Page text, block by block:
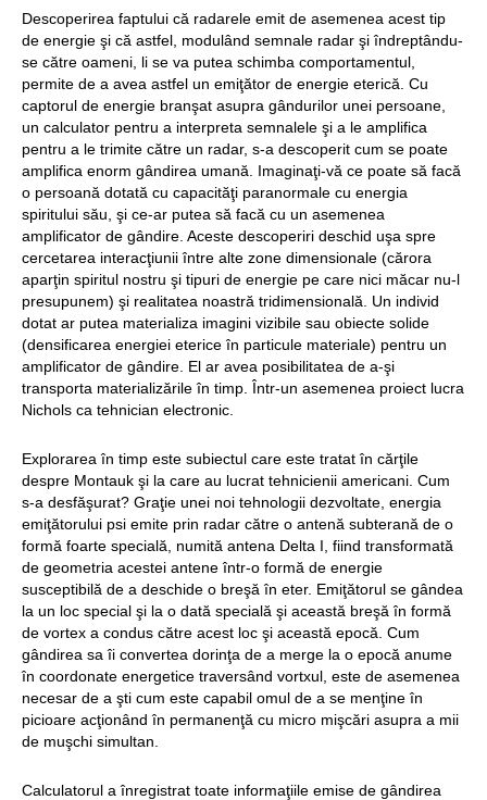
Descoperirea faptului că radarele emit de asemenea acest tip
de energie şi că astfel, modulând semnale radar şi îndreptându-
se către oameni, li se va putea schimba comportamentul,
permite de a avea astfel un emiţător de energie eterică. Cu
captorul de energie branşat asupra gândurilor unei persoane,
un calculator pentru a interpreta semnalele şi a le amplifica
pentru a le trimite către un radar, s-a descoperit cum se poate
amplifica enorm gândirea umană. Imaginaţi-vă ce poate să facă
o persoană dotată cu capacităţi paranormale cu energia
spiritului său, şi ce-ar putea să facă cu un asemenea
amplificator de gândire. Aceste descoperiri deschid uşa spre
cercetarea interacţiunii între alte zone dimensionale (cărora
aparţin spiritul nostru şi tipuri de energie pe care nici măcar nu-l
presupunem) şi realitatea noastră tridimensională. Un individ
dotat ar putea materializa imagini vizibile sau obiecte solide
(densificarea energiei eterice în particule materiale) pentru un
amplificator de gândire. El ar avea posibilitatea de a-şi
transporta materializările în timp. Într-un asemenea proiect lucra
Nichols ca tehnician electronic.
Explorarea în timp este subiectul care este tratat în cărţile
despre Montauk şi la care au lucrat tehnicienii americani. Cum
s-a desfăşurat? Graţie unei noi tehnologii dezvoltate, energia
emiţătorului psi emite prin radar către o antenă subterană de o
formă foarte specială, numită antena Delta I, fiind transformată
de geometria acestei antene într-o formă de energie
susceptibilă de a deschide o breşă în eter. Emiţătorul se gândea
la un loc special şi la o dată specială şi această breşă în formă
de vortex a condus către acest loc şi această epocă. Cum
gândirea sa îi convertea dorinţa de a merge la o epocă anume
în coordonate energetice traversând vortxul, este de asemenea
necesar de a şti cum este capabil omul de a se menţine în
picioare acţionând în permanenţă cu micro mişcări asupra a mii
de muşchi simultan.
Calculatorul a înregistrat toate informaţiile emise de gândirea